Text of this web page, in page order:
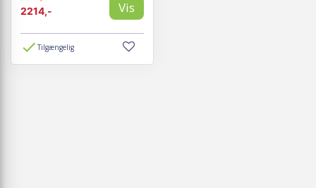
2214,-
Vis
Tilgængelig